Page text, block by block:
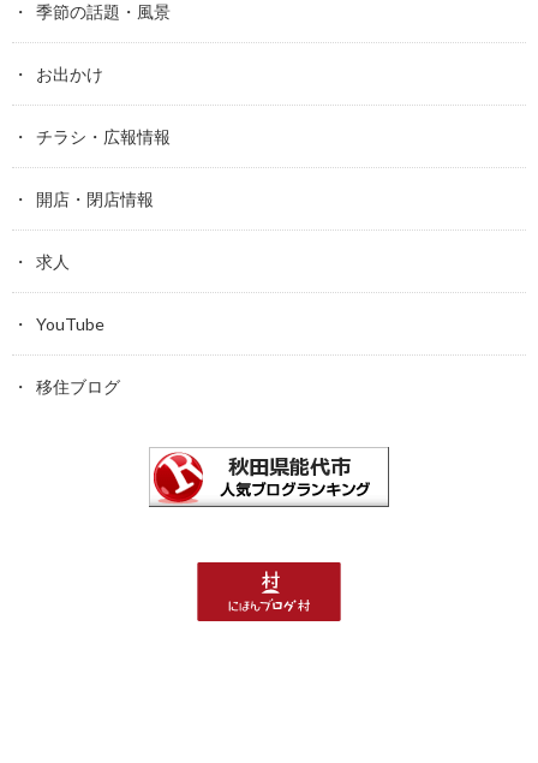
季節の話題・風景
お出かけ
チラシ・広報情報
開店・閉店情報
求人
YouTube
移住ブログ